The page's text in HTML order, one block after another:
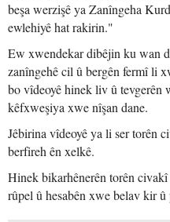
beşa werzişê ya Zanîngeha
ewlehiyê hat rakirin."
Ew xwendekar dibêjin ku wan
zanîngehê cil û bergên fermî li
bo vîdeoyê hinek liv û tevgerên
kêfxweşiya xwe nîşan dane.
Jêbirina vîdeoyê ya li ser torên
berfireh ên xelkê.
Hinek bikarhênerên torên
rûpel û hesabên xwe belav kir